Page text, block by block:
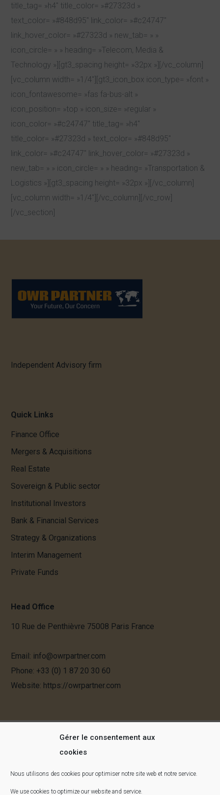
Gérer le consentement aux
cookies
Nous utilisons des cookies pour optimiser notre site web et notre service.
We use cookies to optimize our website and service.
title_tag= »h4″ title_color= »#27323d »
text_color= »#848d95″ link_color= »#c24747″
link_hover_color= »#27323d » new_tab= » »
icon_circle= » » heading= »Telecom, Media &
Technology »][gt3_spacing height= »32px »][/vc_column]
[vc_column width= »1/4″][gt3_icon_box icon_type= »font »
icon_fontawesome= »fas fa-bus-alt »
icon_position= »top » icon_size= »regular »
icon_color= »#c24747″ title_tag= »h4″
title_color= »#27323d » text_color= »#848d95″
link_color= »#c24747″ link_hover_color= »#27323d »
new_tab= » » icon_circle= » » heading= »Transportation &
Logistics »][gt3_spacing height= »32px »][/vc_column]
[vc_column width= »1/4″][/vc_column][/vc_row]
[/vc_section]
Independent Advisory firm
Quick Links
Finance Office
Mergers & Acquisitions
Real Estate
Sovereign & Public sector
Institutional Investors
Bank & Financial Services
Strategy & Organizations
Interim Management
Private Funds
Head Office
10 Rue de Penthièvre 75008 Paris France
Email: info@owrpartner.com
Phone: +33 (0) 1 87 20 30 60
Website: https://owrpartner.com
© 2021 OWR PARTNER All right reserved.Terms of use
Mentions légales